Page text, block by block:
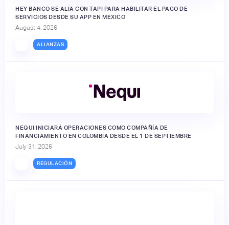
HEY BANCO SE ALÍA CON TAPI PARA HABILITAR EL PAGO DE
SERVICIOS DESDE SU APP EN MÉXICO
August 4, 2026
ALIANZAS
NEQUI INICIARÁ OPERACIONES COMO COMPAÑÍA DE
FINANCIAMIENTO EN COLOMBIA DESDE EL 1 DE SEPTIEMBRE
July 31, 2026
REGULACIÓN